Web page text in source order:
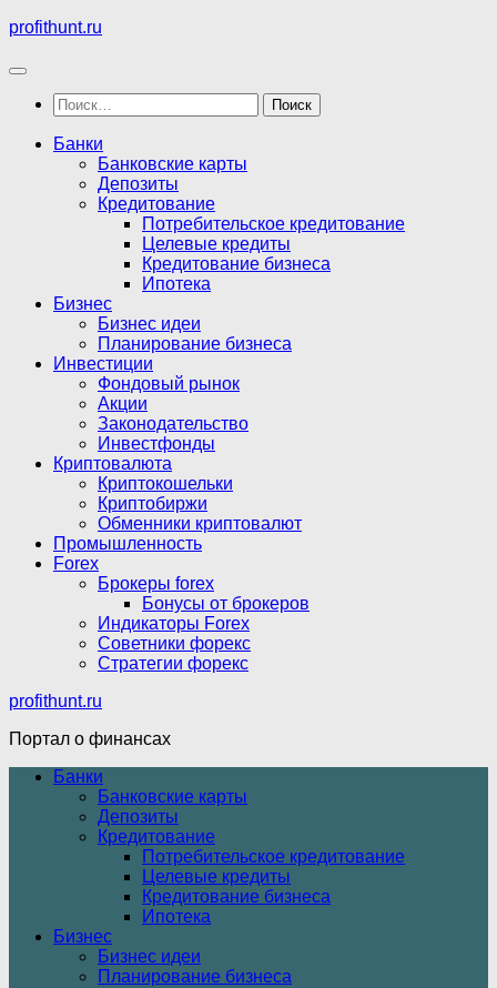
Перейти
содержимому
profithunt.ru
Найти:
Банки
Банковские карты
Депозиты
Кредитование
Потребительское кредитование
Целевые кредиты
Кредитование бизнеса
Ипотека
Бизнес
Бизнес идеи
Планирование бизнеса
Инвестиции
Фондовый рынок
Акции
Законодательство
Инвестфонды
Криптовалюта
Криптокошельки
Криптобиржи
Обменники криптовалют
Промышленность
Forex
Брокеры forex
Бонусы от брокеров
Индикаторы Forex
Советники форекс
Стратегии форекс
profithunt.ru
Портал о финансах
Банки
Банковские карты
Депозиты
Кредитование
Потребительское кредитование
Целевые кредиты
Кредитование бизнеса
Ипотека
Бизнес
Бизнес идеи
Планирование бизнеса